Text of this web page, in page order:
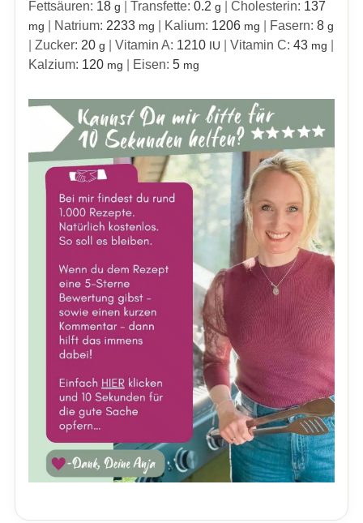
Fettsäuren: 18 g Transfette: 0.2 g Cholesterin: 137
mg Natrium: 2233 mg Kalium: 1206 mg Fasern: 8 g
Zucker: 20 g Vitamin A: 1210 IU Vitamin C: 43 mg
Kalzium: 120 mg Eisen: 5 mg